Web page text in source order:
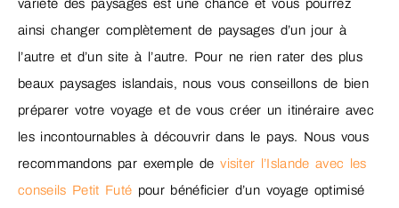
variété des paysages est une chance et vous pourrez
ainsi changer complètement de paysages d’un jour à
l’autre et d’un site à l’autre. Pour ne rien rater des plus
beaux paysages islandais, nous vous conseillons de bien
préparer votre voyage et de vous créer un itinéraire avec
les incontournables à découvrir dans le pays. Nous vous
recommandons par exemple devisiter l’Islande avec les
conseils Petit Futé pour bénéficier d’un voyage optimisé